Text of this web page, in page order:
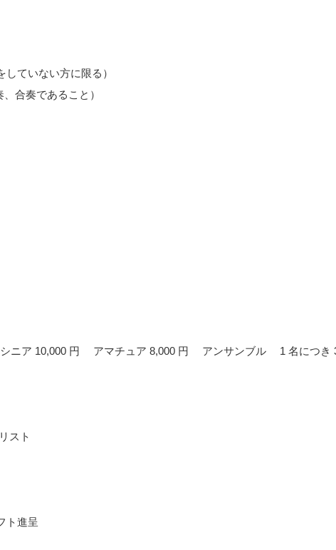
ていない方に限る）
合奏であること）
ニア 10,000 円 アマチュア 8,000 円 アンサンブル 1 名につき
スト
ト進呈